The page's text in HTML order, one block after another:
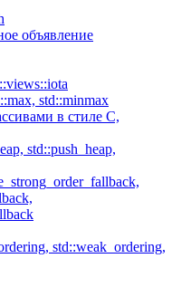
объявление
std::minmax
в стиле C,
std::push_heap,
std::weak_ordering,